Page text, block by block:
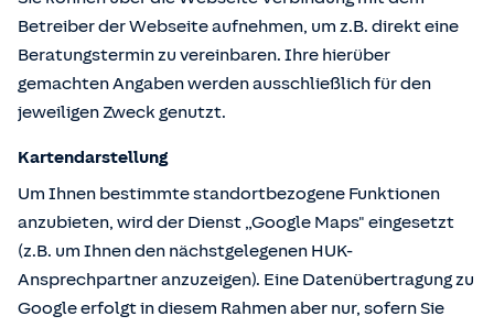
Betreiber der Webseite aufnehmen, um z.B. direkt eine
Beratungstermin zu vereinbaren. Ihre hierüber
gemachten Angaben werden ausschließlich für den
jeweiligen Zweck genutzt.
Kartendarstellung
Um Ihnen bestimmte standortbezogene Funktionen
anzubieten, wird der Dienst „Google Maps" eingesetzt
(z.B. um Ihnen den nächstgelegenen HUK-
Ansprechpartner anzuzeigen). Eine Datenübertragung zu
Google erfolgt in diesem Rahmen aber nur, sofern Sie